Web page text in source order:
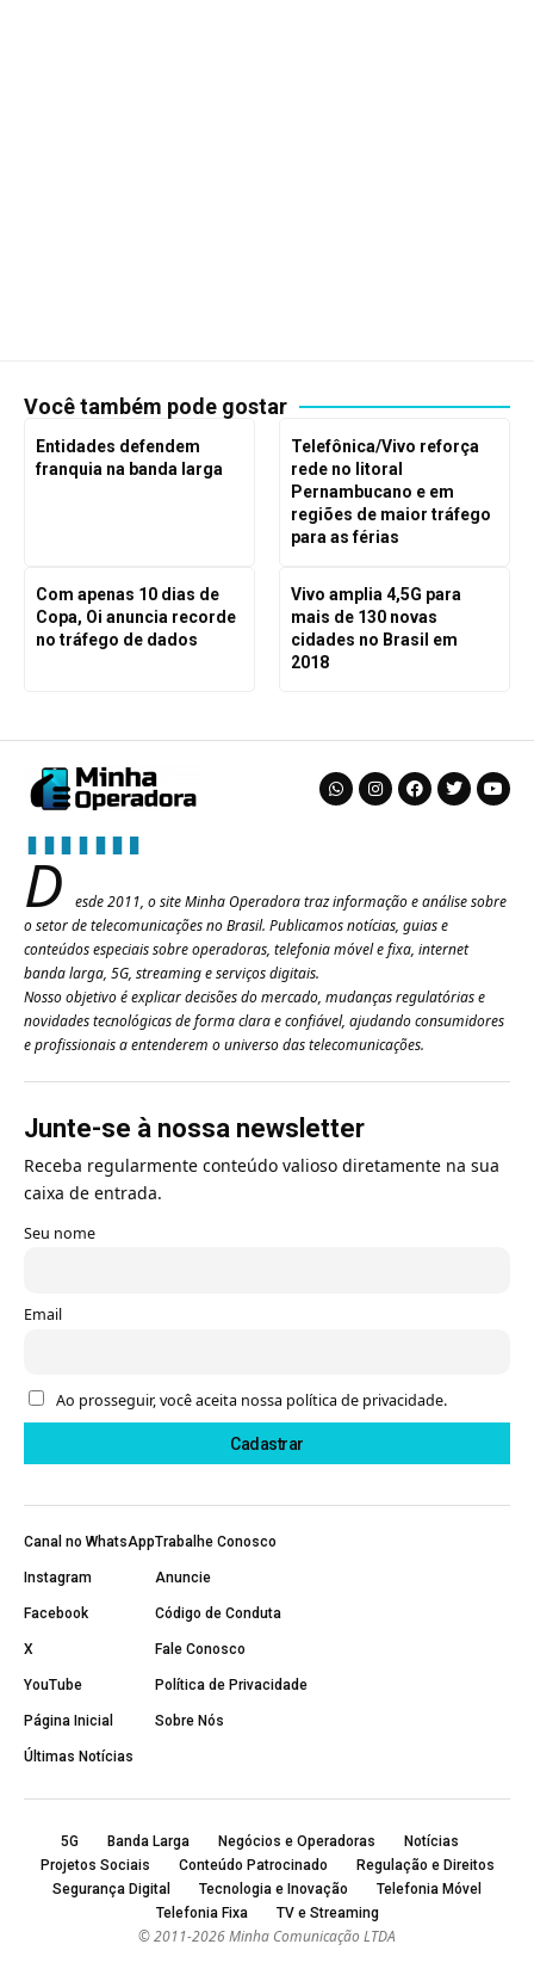
Você também pode gostar
Entidades defendem
franquia na banda larga
Telefônica/Vivo reforça
rede no litoral
Pernambucano e em
regiões de maior tráfego
para as férias
Com apenas 10 dias de
Copa, Oi anuncia recorde
no tráfego de dados
Vivo amplia 4,5G para
mais de 130 novas
cidades no Brasil em
2018
D
esde 2011, o site Minha Operadora traz informação e análise sobre
o setor de telecomunicações no Brasil. Publicamos notícias, guias e
conteúdos especiais sobre operadoras, telefonia móvel e fixa, internet
banda larga, 5G, streaming e serviços digitais.
Nosso objetivo é explicar decisões do mercado, mudanças regulatórias e
novidades tecnológicas de forma clara e confiável, ajudando consumidores
e profissionais a entenderem o universo das telecomunicações.
Junte-se à nossa newsletter
Receba regularmente conteúdo valioso diretamente na sua
caixa de entrada.
Seu nome
Email
Ao prosseguir, você aceita nossa política de privacidade.
Canal no WhatsApp
Instagram
Facebook
X
YouTube
Página Inicial
Últimas Notícias
Trabalhe Conosco
Anuncie
Código de Conduta
Fale Conosco
Política de Privacidade
Sobre Nós
5G Banda Larga Negócios e Operadoras
Notícias
Projetos Sociais
Conteúdo Patrocinado
Regulação e Direitos
Segurança Digital
Tecnologia e Inovação
Telefonia Móvel
Telefonia Fixa
TV e Streaming
© 2011-2026 Minha Comunicação LTDA